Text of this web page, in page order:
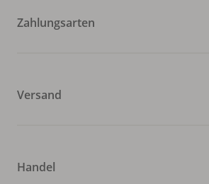
Zahlungsarten
Versand
Handel